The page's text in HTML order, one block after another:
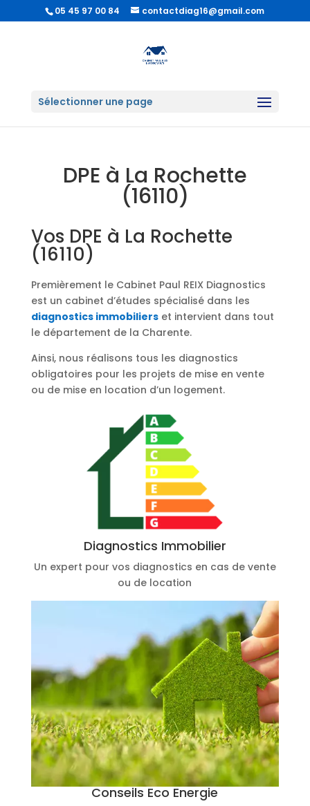
05 45 97 00 84 contactdiag16@gmail.com
Sélectionner une page
DPE à La Rochette
(16110)
Vos DPE à La Rochette
(16110)
Premièrement le Cabinet Paul REIX Diagnostics
est un cabinet d’études spécialisé dans les
diagnostics immobilierset intervient dans tout
le département de la Charente.
Ainsi, nous réalisons tous les diagnostics
obligatoires pour les projets de mise en vente
ou de mise en location d’un logement.
Diagnostics Immobilier
Un expert pour vos diagnostics en cas de vente
ou de location
Conseils Eco Energie